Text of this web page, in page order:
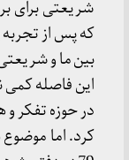
شریعتی برای
که پس از
بین ما و
این فاصله کمی
در حوزه تفکر و
کرد. اما